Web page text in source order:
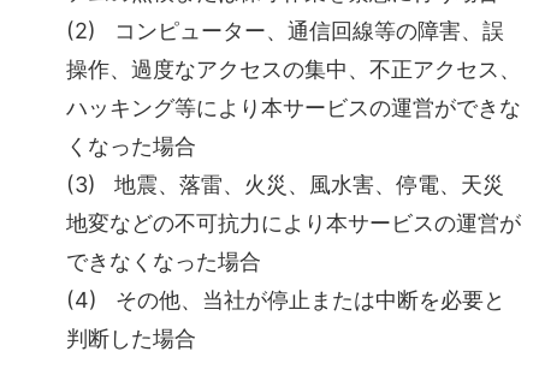
(2) コンピューター、通信回線等の障害、誤
操作、過度なアクセスの集中、不正アクセス、
ハッキング等により本サービスの運営ができな
くなった場合
(3) 地震、落雷、火災、風水害、停電、天災
地変などの不可抗力により本サービスの運営が
できなくなった場合
(4) その他、当社が停止または中断を必要と
判断した場合